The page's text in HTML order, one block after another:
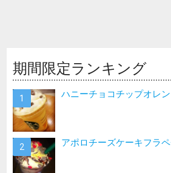
期間限定ランキング
ハニーチョコチップオレ
アポロチーズケーキフラ